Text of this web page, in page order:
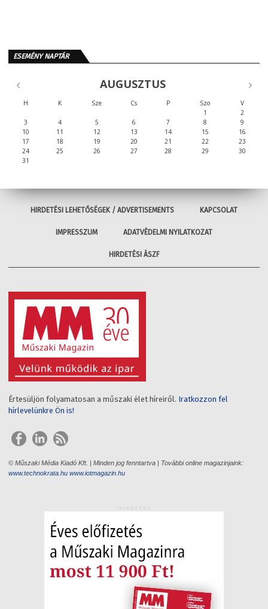
ESEMÉNY NAPTÁR
AUGUSZTUS
H K Sze Cs P Szo
V
1
2
3
4 5 6 7 8
9
10
11 12 13 14 15
16
17
18 19 20 21 22
23
24
25 26 27 28 29
30
31
HIRDETÉSI LEHETŐSÉGEK / ADVERTISEMENTS KAPCSOLAT
IMPRESSZUM ADATVÉDELMI NYILATKOZAT
HIRDETÉSI ÁSZF
Értesüljön folyamatosan a műszaki élet híreiről. Iratkozzon fel
hírlevelünkre Ön is!
© Műszaki Média Kiadó Kft. | Minden jog fenntartva | További online magazinjaink:
www.technokrata.hu www.iotmagazin.hu
HIRDETÉS